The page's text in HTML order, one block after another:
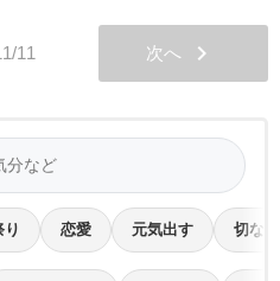
11 次へ chevron_right
り 恋愛 元気出す 切ない